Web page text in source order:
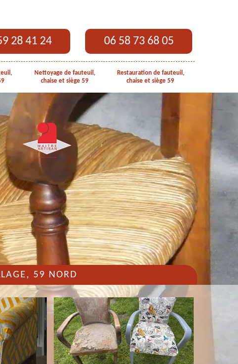
28 41 24 06 58 73 68 05
Nettoyage de fauteuil,
chaise et siège 59
Restauration de fauteuil,
chaise et siège 59
59 NORD